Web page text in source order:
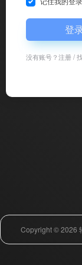
登
没有账号？注册/
Copyright © 2026